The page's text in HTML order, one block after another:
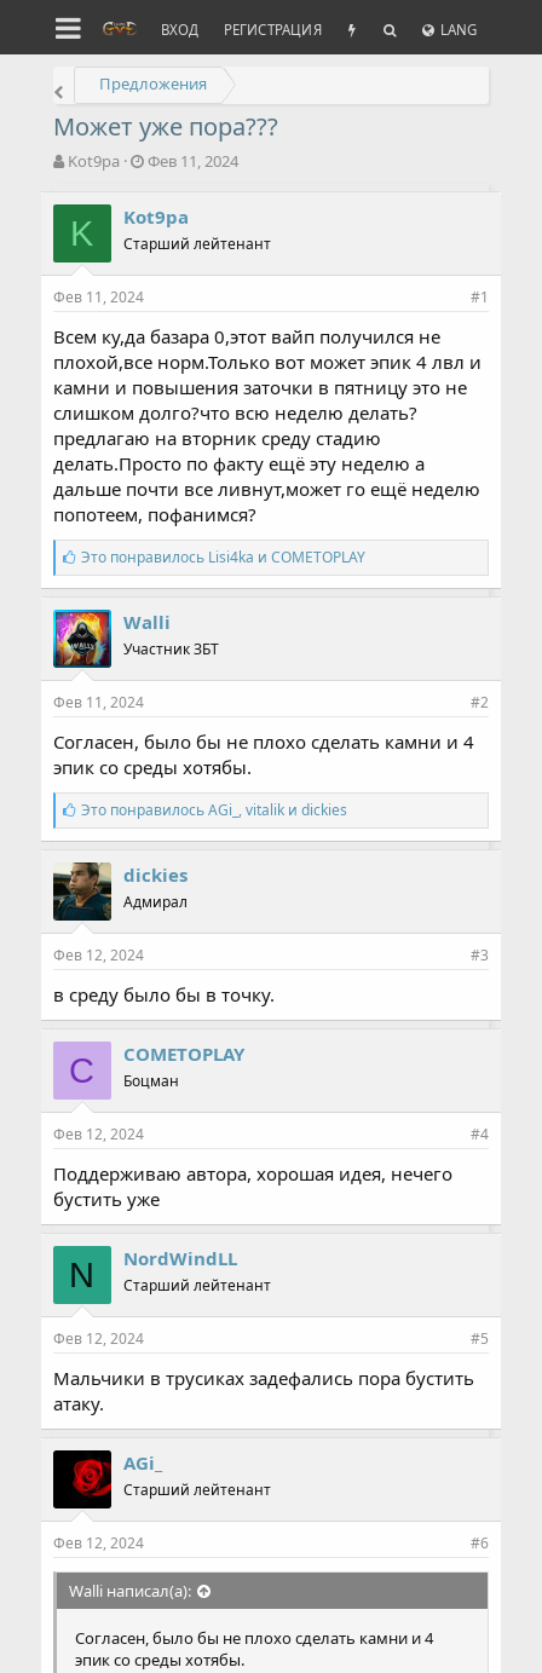
ВХОД РЕГИСТРАЦИЯ LANG
Предложения
Может уже пора???
А
т
о
р
т
е
ы
Kot9pa
Д
а
н
л
а
Фев 11, 2024
K Kot9pa
Старший лейтенант
Фев 11, 2024 #1
Всем ку,да базара 0,этот вайп получился не
плохой,все норм.Только вот может эпик 4 лвл и
камни и повышения заточки в пятницу это не
слишком долго?что всю неделю делать?
предлагаю на вторник среду стадию
делать.Просто по факту ещё эту неделю а
дальше почти все ливнут,может го ещё неделю
попотеем, пофанимся?
С
и
м
п
а
т
и
:
Это понравилось Lisi4ka иCOMETOPLAY
Walli
Участник ЗБТ
Фев 11, 2024 #2
Согласен, было бы не плохо сделать камни и 4
эпик со среды хотябы.
С
и
м
п
а
т
и
:
Это понравилосьAGi_ ,vitalik иdickies
dickies
Адмирал
Фев 12, 2024 #3
в среду было бы в точку.
C COMETOPLAY
Боцман
Фев 12, 2024 #4
Поддерживаю автора, хорошая идея, нечего
бустить уже
N NordWindLL
Старший лейтенант
Фев 12, 2024 #5
Мальчики в трусиках задефались пора бустить
атаку.
AGi_
Старший лейтенант
Фев 12, 2024 #6
Walli написал(а):
Согласен, было бы не плохо сделать камни и 4
эпик со среды хотябы.